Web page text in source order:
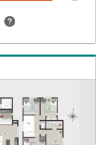
に安心感をお持ち
の後の物件のご説
、上司である担当
。